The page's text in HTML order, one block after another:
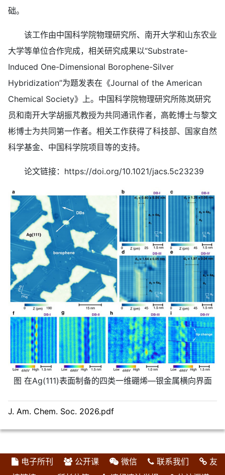
础。
该工作由中国科学院物理研究所、南开大学和山东农业
大学等单位合作完成，相关研究成果以“Substrate-
Induced One-Dimensional Borophene-Silver
Hybridization”为题发表在《Journal of the American
Chemical Society》上。中国科学院物理研究所陈岚研究
员和南开大学胡振芃教授为共同通讯作者，高乾博士与黎文
彬博士为共同第一作者。相关工作获得了科技部、国家自然
科学基金、中国科学院项目等的支持。
论文链接：https://doi.org/10.1021/jacs.5c23239
图 在Ag(111)表面制备的四类一维硼烯—银金属横向界面
J. Am. Chem. Soc. 2026.pdf
电子所刊 公开课 微信 联系我们
友